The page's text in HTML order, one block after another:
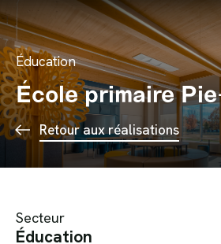
Aller au contenu
Éducation
École primaire
Retour aux réalisations
Secteur
Éducation